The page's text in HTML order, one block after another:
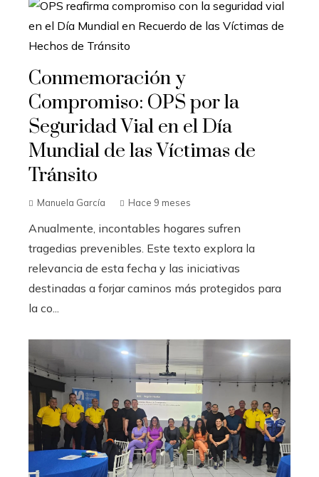
Conmemoración y
Compromiso: OPS por la
Seguridad Vial en el Día
Mundial de las Víctimas de
Tránsito
Manuela García Hace 9 meses
Anualmente, incontables hogares sufren
tragedias prevenibles. Este texto explora la
relevancia de esta fecha y las iniciativas
destinadas a forjar caminos más protegidos para
la co...